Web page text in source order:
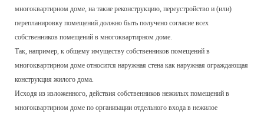
многоквартирном доме, на такие реконструкцию, переустройство и (или)
перепланировку помещений должно быть получено согласие всех
собственников помещений в многоквартирном доме.
Так, например, к общему имуществу собственников помещений в
многоквартирном доме относится наружная стена как наружная ограждающая
конструкция жилого дома.
Исходя из изложенного, действия собственников нежилых помещений в
многоквартирном доме по организации отдельного входа в нежилое